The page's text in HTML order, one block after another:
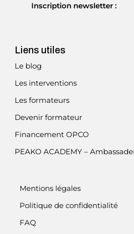
Inscription newsletter :
Liens utiles
Le blog
Les interventions
Les formateurs
Devenir formateur
Financement OPCO
PEAKO ACADEMY –
Mentions légales
Politique de confidentialité
FAQ